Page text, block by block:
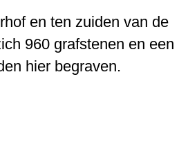
en ten zuiden van de
960 grafstenen en een
hier begraven.